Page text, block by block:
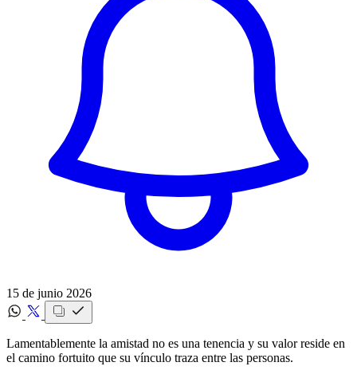
15 de junio 2026
Lamentablemente la amistad no es una tenencia y su valor reside en
el camino fortuito que su vínculo traza entre las personas.